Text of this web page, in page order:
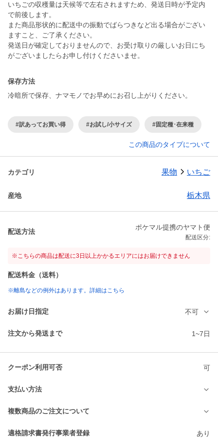
いちごの収穫量は天候等で左右されますため、発送日時が予定内
で前後します。
また商品形状的に配送中の振動でばらつきなど出る場合がござい
ますこと、ご了承ください。
発送日が確定しておりませんので、お受け取りの厳しいお日にち
がございましたらお申し付けくださいませ。
保存方法
冷暗所で保存、ナマモノでお早めにお召し上がりください。
#訳あってお買い得 #お試し/小サイズ #固定種･在来種
この商品のタイプについて
カテゴリ 果物 いちご
産地 栃木県
配送方法
ポケマル提携のヤマト便
配送区分:
※こちらの商品は配送に3日以上かかるエリアにはお届けできません
配送料金（送料）
※離島などの例外はあります。詳細はこちら
お届け日指定 不可
注文から発送まで 1~7日
クーポン利用可否 可
支払い方法
複数商品のご注文について
適格請求書発行事業者登録 あり